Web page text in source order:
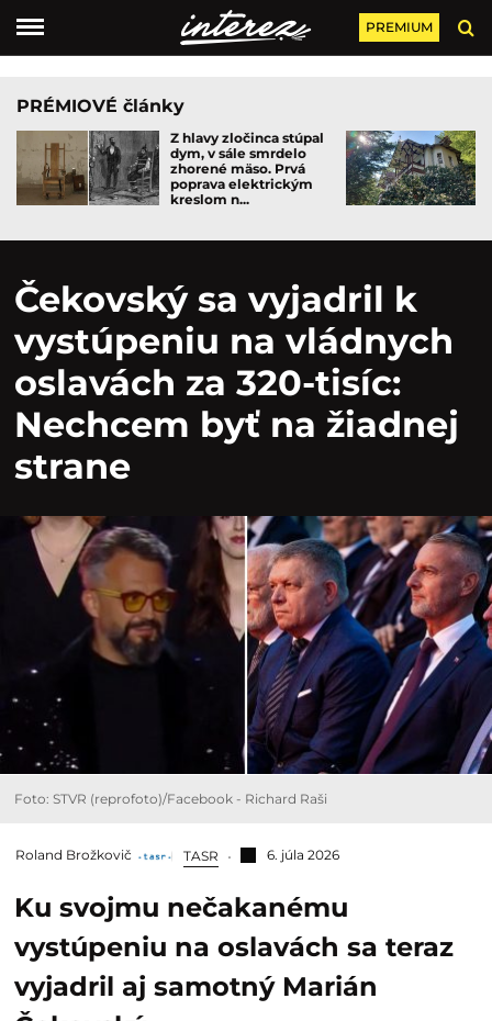
PREMIUM
PRÉMIOVÉ články
Z hlavy zločinca stúpal
dym, v sále smrdelo
zhorené mäso. Prvá
poprava elektrickým
kreslom n...
Čekovský sa vyjadril k
vystúpeniu na vládnych
oslavách za 320-tisíc:
Nechcem byť na žiadnej
strane
Foto: STVR (reprofoto)/Facebook - Richard Raši
Roland Brožkovič TASR 6. júla 2026
Ku svojmu nečakanému
vystúpeniu na oslavách sa teraz
vyjadril aj samotný Marián